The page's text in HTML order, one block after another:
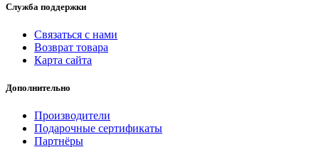
Служба поддержки
Связаться с нами
Возврат товара
Карта сайта
Дополнительно
Производители
Подарочные сертификаты
Партнёры